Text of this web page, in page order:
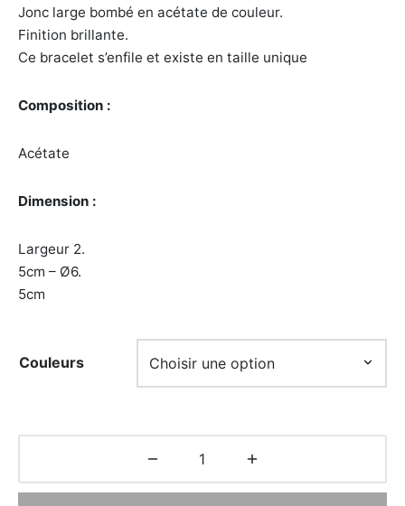
Jonc large bombé en acétate de couleur.
Finition brillante.
Ce bracelet s’enfile et existe en taille unique
Composition :
Acétate
Dimension :
Largeur 2.
5cm – Ø6.
5cm
Couleurs